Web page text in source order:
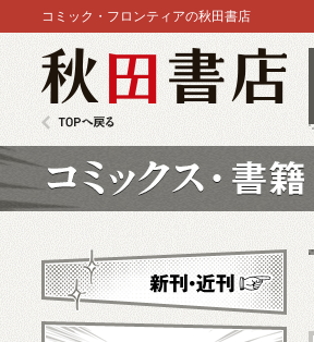
コミック・フロンティアの秋田書店
新刊・近刊